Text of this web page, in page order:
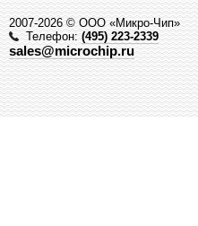
2007-2026 © ООО «Микро-Чип»
Телефон:(495) 223-2339
sales@microchip.ru